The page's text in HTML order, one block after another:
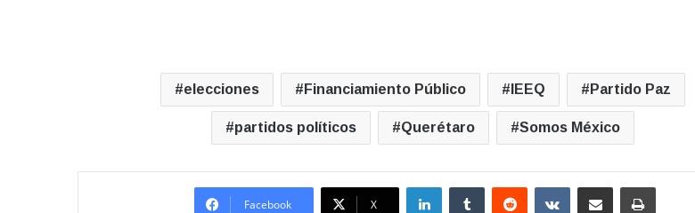
elecciones Financiamiento Público IEEQ Partido Paz
partidos políticos Querétaro Somos México
Facebook X
LinkedInTumblr Reddit VKontakteCompartir por correo electrónicoImprimir